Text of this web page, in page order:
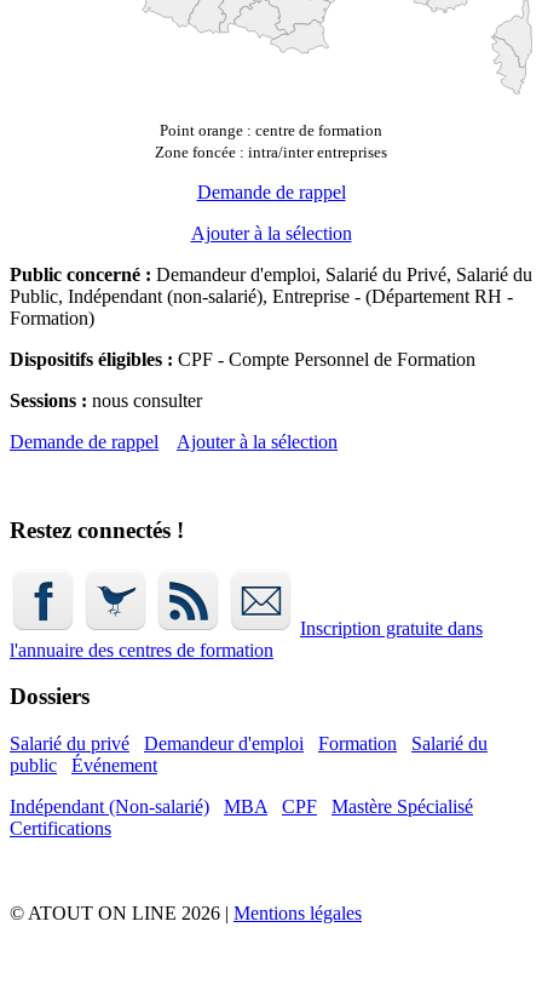
Point orange : centre de formation
Zone foncée : intra/inter entreprises
Demande de rappel
Ajouter à la sélection
Public concerné : Demandeur d'emploi, Salarié du Privé, Salarié du
Public, Indépendant (non-salarié), Entreprise - (Département RH -
Formation)
Dispositifs éligibles : CPF - Compte Personnel de Formation
Sessions : nous consulter
Demande de rappel
Ajouter à la sélection
Restez connectés !
Inscription gratuite dans
l'annuaire des centres de formation
Dossiers
Salarié du privé Demandeur d'emploi Formation
Salarié du
public
Événement
Indépendant (Non-salarié)
MBA CPF
Mastère Spécialisé
Certifications
© ATOUT ON LINE 2026 | Mentions légales